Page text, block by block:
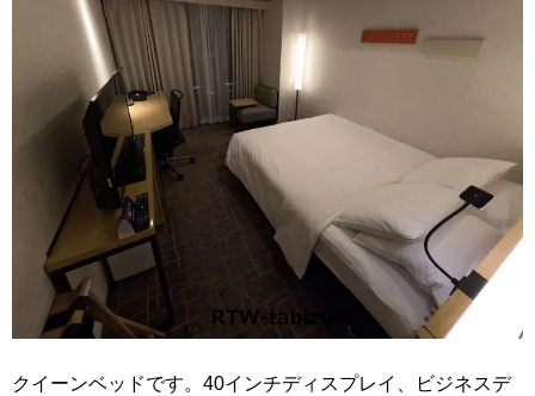
クイーンベッドです。40インチディスプレイ、ビジネスデ